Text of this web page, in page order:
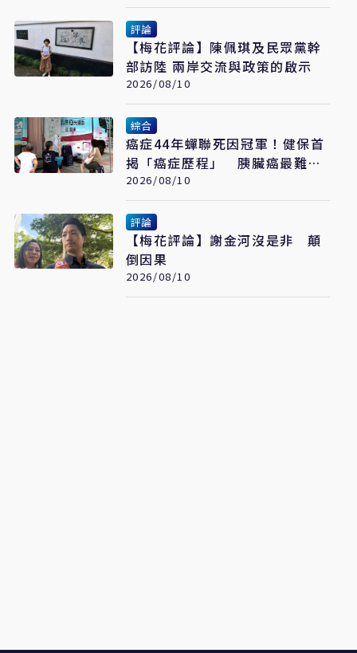
評論
【梅花評論】陳佩琪及民眾黨幹
部訪陸 兩岸交流與政策的啟示
2026/08/10
綜合
癌症44年蟬聯死因冠軍！健保首
揭「癌症歷程」 胰臟癌最難
治、肺癌驚見院際差41.8個百分
點
2026/08/10
評論
【梅花評論】謝金河沒是非 顛
倒因果
2026/08/10